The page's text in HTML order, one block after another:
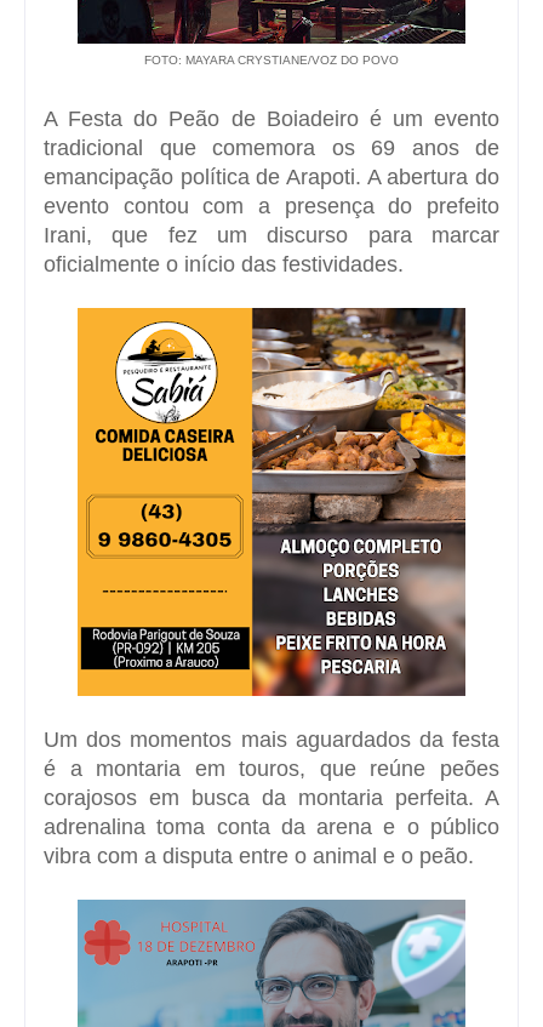
FOTO: MAYARA CRYSTIANE/VOZ DO POVO
A Festa do Peão de Boiadeiro é um evento
tradicional que comemora os 69 anos de
emancipação política de Arapoti. A abertura do
evento contou com a presença do prefeito
Irani, que fez um discurso para marcar
oficialmente o início das festividades.
Um dos momentos mais aguardados da festa
é a montaria em touros, que reúne peões
corajosos em busca da montaria perfeita. A
adrenalina toma conta da arena e o público
vibra com a disputa entre o animal e o peão.